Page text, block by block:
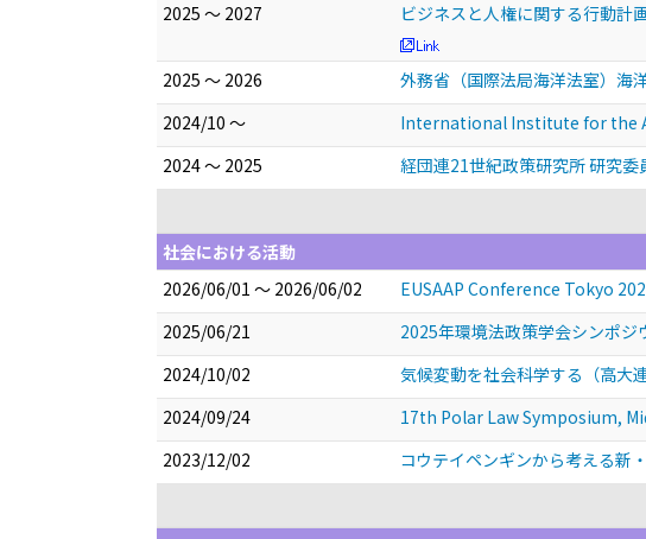
2025 ～ 2027
ビジネスと人権に関する行動計
2025 ～ 2026
外務省（国際法局海洋法室）海
2024/10 ～
International Institute for the
2024 ～ 2025
経団連21世紀政策研究所 研究委
社会における活動
2026/06/01 ～ 2026/06/02
EUSAAP Conference Tokyo
2025/06/21
2025年環境法政策学会シンポジ
2024/10/02
気候変動を社会科学する（高大
2024/09/24
17th Polar Law Symposium,
2023/12/02
コウテイペンギンから考える新